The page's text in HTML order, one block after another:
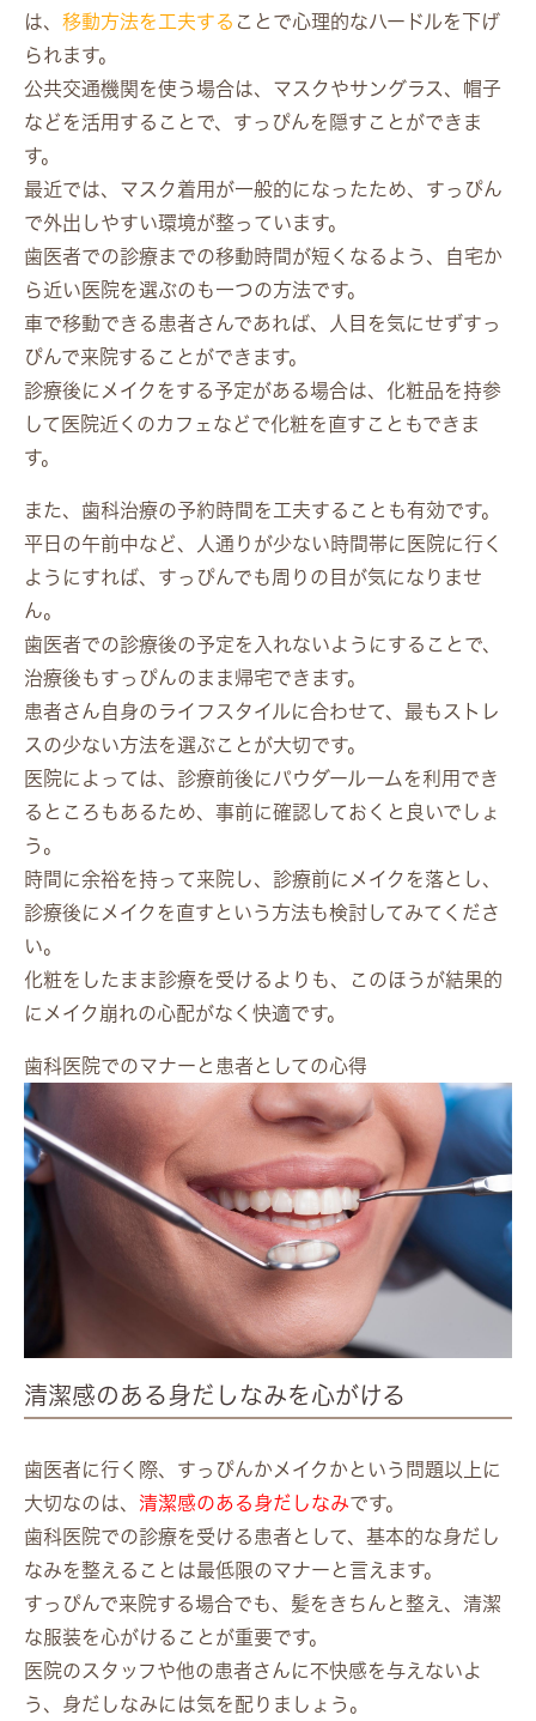
は、 移動方法を工夫する ことで心理的なハードルを下げ
られます。
公共交通機関を使う場合は、マスクやサングラス、帽子
などを活用することで、すっぴんを隠すことができま
す。
最近では、マスク着用が一般的になったため、すっぴん
で外出しやすい環境が整っています。
歯医者での診療までの移動時間が短くなるよう、自宅か
ら近い医院を選ぶのも一つの方法です。
車で移動できる患者さんであれば、人目を気にせずすっ
ぴんで来院することができます。
診療後にメイクをする予定がある場合は、化粧品を持参
して医院近くのカフェなどで化粧を直すこともできま
す。
また、歯科治療の予約時間を工夫することも有効です。
平日の午前中など、人通りが少ない時間帯に医院に行く
ようにすれば、すっぴんでも周りの目が気になりませ
ん。
歯医者での診療後の予定を入れないようにすることで、
治療後もすっぴんのまま帰宅できます。
患者さん自身のライフスタイルに合わせて、最もストレ
スの少ない方法を選ぶことが大切です。
医院によっては、診療前後にパウダールームを利用でき
るところもあるため、事前に確認しておくと良いでしょ
う。
時間に余裕を持って来院し、診療前にメイクを落とし、
診療後にメイクを直すという方法も検討してみてくださ
い。
化粧をしたまま診療を受けるよりも、このほうが結果的
にメイク崩れの心配がなく快適です。
歯科医院でのマナーと患者としての心得
清潔感のある身だしなみを心がける
歯医者に行く際、すっぴんかメイクかという問題以上に
大切なのは、 清潔感のある身だしなみです。
歯科医院での診療を受ける患者として、基本的な身だし
なみを整えることは最低限のマナーと言えます。
すっぴんで来院する場合でも、髪をきちんと整え、清潔
な服装を心がけることが重要です。
医院のスタッフや他の患者さんに不快感を与えないよ
う、身だしなみには気を配りましょう。